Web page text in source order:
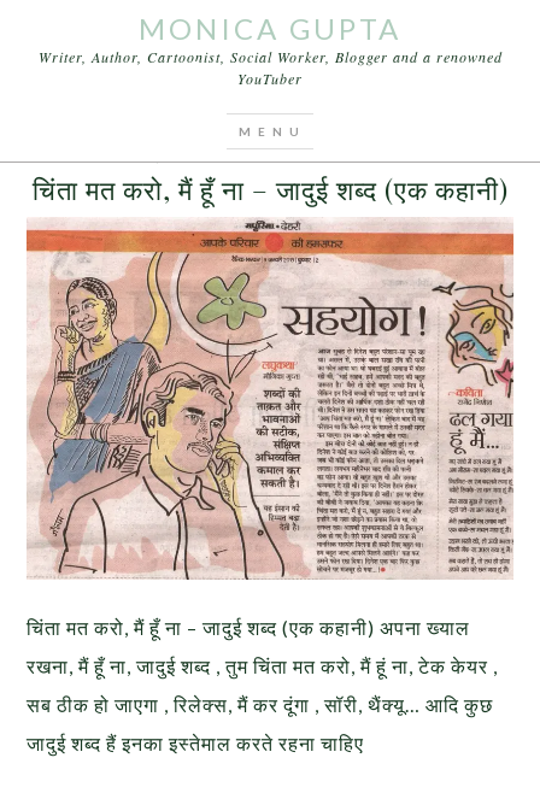
MONICA GUPTA
Writer, Author, Cartoonist, Social Worker, Blogger and a renowned
YouTuber
चिंता मत करो, मैं हूँ ना – जादुई शब्द (एक कहानी)
चिंता मत करो, मैं हूँ ना – जादुई शब्द (एक कहानी) अपना ख्याल
रखना, मैं हूँ ना, जादुई शब्द , तुम चिंता मत करो, मैं हूं ना, टेक केयर ,
सब ठीक हो जाएगा , रिलेक्स, मैं कर दूंगा , सॉरी, थैंक्यू… आदि कुछ
जादुई शब्द हैं इनका इस्तेमाल करते रहना चाहिए